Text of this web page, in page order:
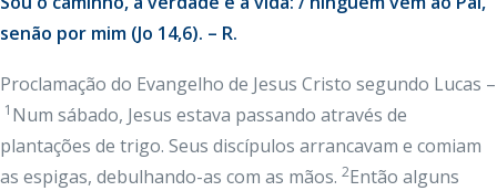
senão por mim (Jo 14,6). – R.
Proclamação do Evangelho de Jesus Cristo segundo Lucas –
1 Num sábado, Jesus estava passando através de
plantações de trigo. Seus discípulos arrancavam e comiam
as espigas, debulhando-as com as mãos. 2Então alguns